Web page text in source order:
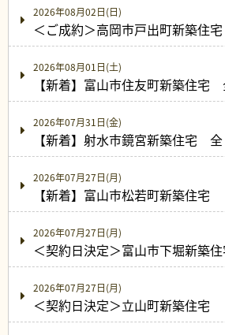
2026年08月02日(日)
＜ご成約＞高岡市戸出町新築住宅
2026年08月01日(土)
【新着】富山市住友町新築住宅
2026年07月31日(金)
【新着】射水市鏡宮新築住宅
2026年07月27日(月)
【新着】富山市松若町新築住宅
2026年07月27日(月)
＜契約日決定＞富山市下堀新築
2026年07月27日(月)
＜契約日決定＞立山町新築住宅